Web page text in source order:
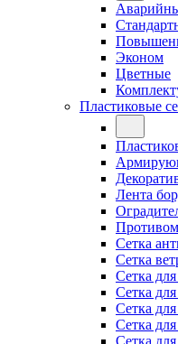
Эконом
Цветные
Пластиковые
Лента
Сетка
Сетка
Сетка
Сетка
Сетка
Сетка
Сетка